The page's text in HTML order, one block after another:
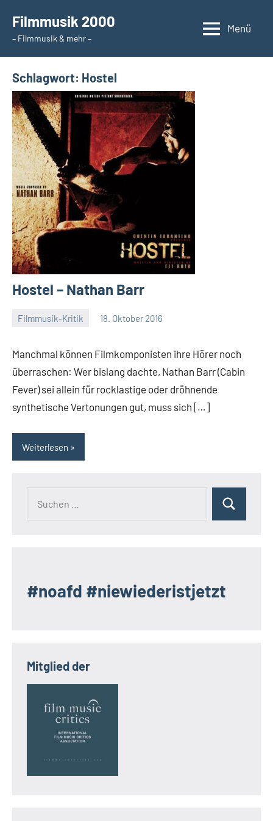
Inhalt
springen
Filmmusik 2000
– Filmmusik & mehr –
Menü
Schlagwort: Hostel
Hostel – Nathan Barr
Filmmusik-Kritik 18. Oktober 2016
Manchmal können Filmkomponisten ihre Hörer noch
überraschen: Wer bislang dachte, Nathan Barr (Cabin
Fever) sei allein für rocklastige oder dröhnende
synthetische Vertonungen gut, muss sich […]
Weiterlesen
Suchen
#noafd #niewiederistjetzt
Mitglied der